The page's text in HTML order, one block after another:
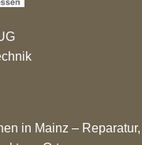
in Mainz – Reparatur,